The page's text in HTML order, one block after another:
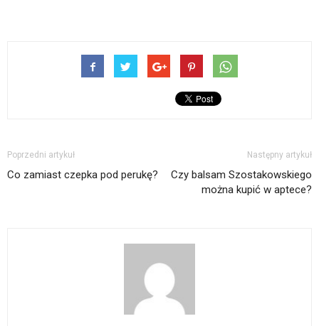
Poprzedni artykuł
Co zamiast czepka pod perukę?
Następny artykuł
Czy balsam Szostakowskiego
można kupić w aptece?